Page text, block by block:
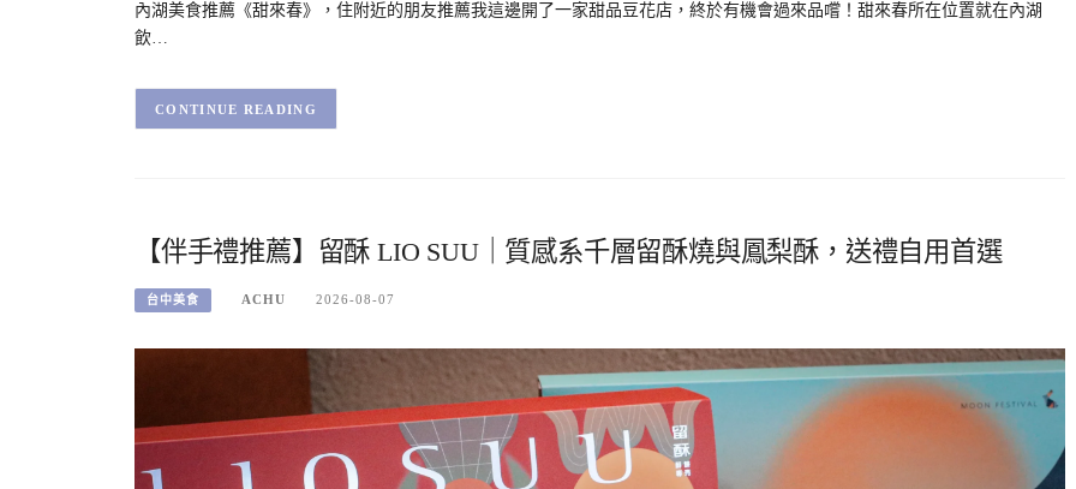
內湖美食推薦《甜來春》，住附近的朋友推薦我這邊開了一家甜品豆花店，終於有機會過來品嚐！甜來春所在位置就在內湖
飲…
CONTINUE READING
【伴手禮推薦】留酥 LIO SUU｜質感系千層留酥燒與鳳梨酥，送禮自用首選
台中美食 ACHU 2026-08-07